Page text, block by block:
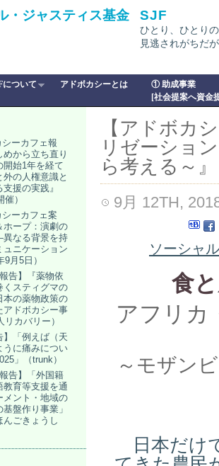
・ジャスティス基金 SJF
ひとり、ひとり
見逃されがちだ
について アドボカシーとは
① 助成事業
[社会提案へ資金
【アドボカ
リゼーショ
ら考える～
9月 12TH,
ソーシャ
食
アフリカ
～モザン
日本だけ
シーカフェ報
から立ち直り
開始1年を経て
外の人権意識と
援の実践』
催）
シーカフェ案
ホープ：演劇の
なる背景を持
ュニケーション
月5日）
告】『薬物依
くスティグマの
本の薬物政策の
アドボカシー事
カバリー）
】「例えば（天
うに痛みについ
」（trunk）
告】「外国籍
教育等支援を通
メント・地域の
盤作り事業」
んごきょうし